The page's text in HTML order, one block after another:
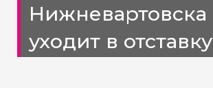
Нижневартовска
уходит в отставку